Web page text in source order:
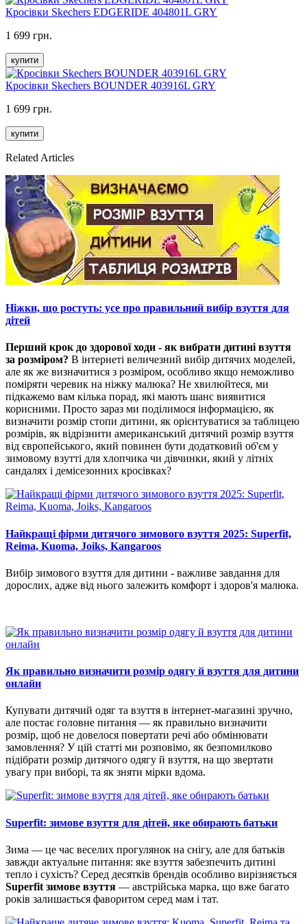
Кросівки Skechers EDGERIDE 404801L GRY
1 699 грн.
купити
Кросівки Skechers BOUNDER 403916L GRY
1 699 грн.
купити
Related Articles
Ніжки, що ростуть: усе про правильний вибір взуття для
дітей
Перший крок до здорової ходи - як вибрати дитині взуття
за розміром? В інтернеті величезний вибір дитячих моделей,
але як же визначитися з розміром, особливо якщо неможливо
поміряти черевик на ніжку малюка? Не хвилюйтеся, ми
підкажемо вам кілька порад, які мають шанс виявитися
корисними. Просто зараз ми поділимося інформацією, як
визначити розмір стопи дитини, як орієнтуватися за таблицею
розмірів, як відрізнити американський дитячий розмір взуття
від європейського, який повинен бути додатковий об'єм у
зимовому взутті для хлопчика чи дівчинки, який у літніх
сандалях і демісезонних кросівках?
Найкращі фірми дитячого зимового взуття 2025: Superfit,
Reima, Kuoma, Joiks, Kangaroos
Вибір зимового взуття для дитини - важливе завдання для
дорослих, адже від нього залежить комфорт і здоров'я малюка.
Як правильно визначити розмір одягу й взуття для дитини
онлайн
Купувати дитячий одяг та взуття в інтернет-магазині зручно,
але постає головне питання — як правильно визначити
розмір, щоб не довелося повертати речі або обмінювати
замовлення? У цій статті ми розповімо, як безпомилково
підібрати розмір дитячого одягу й взуття, на що звертати
увагу при виборі, та як зняти мірки вдома.
Superfit: зимове взуття для дітей, яке обирають батьки
Зима — це час веселих прогулянок на снігу, але для батьків
завжди актуальне питання: яке взуття забезпечить дитині
тепло і сухість? Серед десятків брендів особливо вирізняється
Superfit зимове взуття — австрійська марка, що вже багато
років залишається фаворитом серед мам і тат.